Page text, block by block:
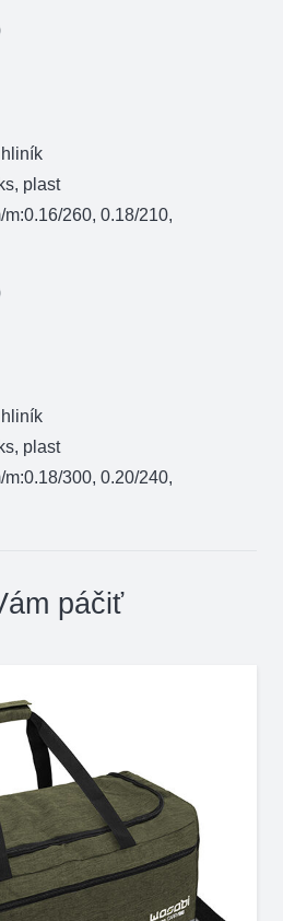
plast
260, 0.18/210,
plast
300, 0.20/240,
páčiť